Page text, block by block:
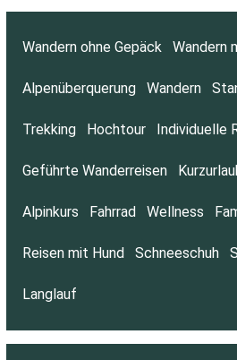
Wandern ohne Gepäck Wandern
Alpenüberquerung Wandern
Trekking Hochtour Individuelle
Geführte Wanderreisen
Alpinkurs Fahrrad Wellness
Reisen mit Hund Schneeschuh
Langlauf